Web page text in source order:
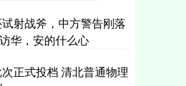
射战斧，中方警告刚落
华，安的什么心
正式投档 清北普通物理